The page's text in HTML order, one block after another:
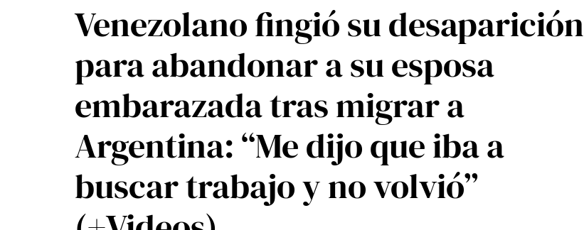
Venezolano fingió su desaparición
para abandonar a su esposa
embarazada tras migrar a
Argentina: “Me dijo que iba a
buscar trabajo y no volvió”